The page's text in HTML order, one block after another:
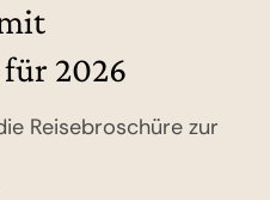
2026
Reisebroschüre zur